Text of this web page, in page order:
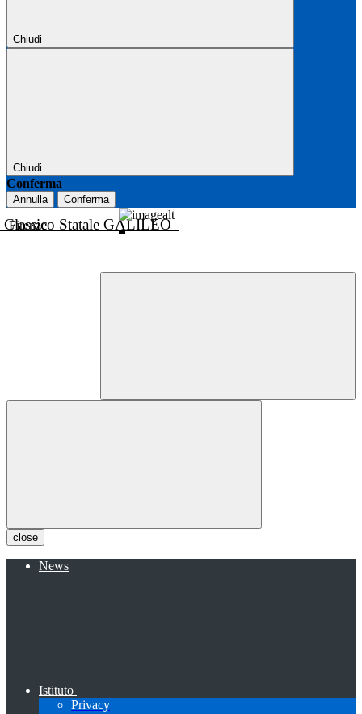
Chiudi
Chiudi
Conferma
Annulla Conferma
Classico Statale GALILEO
Firenze
close
News
Istituto
Privacy